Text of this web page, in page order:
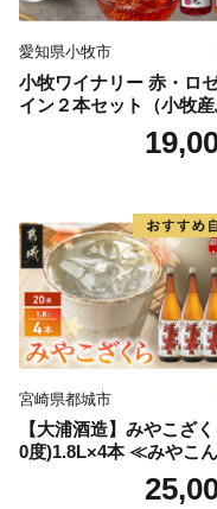
愛知県小牧市
小牧ワイナリー 赤・ロ
イン２本セット（小牧
宮崎県都城市
【大浦酒造】みやこざ
0度)1.8L×4本 ≪みやこん
特急便≫_AD-0771